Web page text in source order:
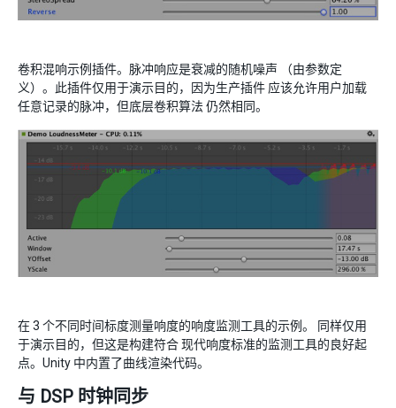
卷积混响示例插件。脉冲响应是衰减的随机噪声 （由参数定
义）。此插件仅用于演示目的，因为生产插件 应该允许用户加载
任意记录的脉冲，但底层卷积算法 仍然相同。
在 3 个不同时间标度测量响度的响度监测工具的示例。 同样仅用
于演示目的，但这是构建符合 现代响度标准的监测工具的良好起
点。Unity 中内置了曲线渲染代码。
与 DSP 时钟同步